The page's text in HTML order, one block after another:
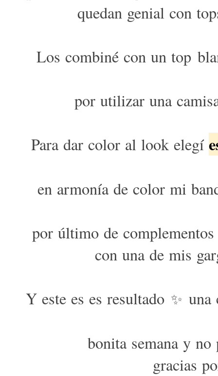
quedan genial con
Los combiné con un top
por utilizar una
Para dar color al look elegí
en armonía de color mi
por último de
con una de mis
Y este es es resultado ✨ una
bonita semana y
gracias